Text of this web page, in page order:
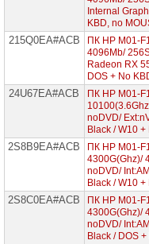
Internal
KBD, no
215Q0EA#ACB
ПК HP M01-
4096Mb/
Radeon RX
DOS + No
24U67EA#ACB
ПК HP M01-
noDVD/
Black / W10
2S8B9EA#ACB
ПК HP M01-
4300G(Ghz)/
noDVD/
Black / W10
2S8C0EA#ACB
ПК HP M01-
4300G(Ghz)/
noDVD/
Black / DOS